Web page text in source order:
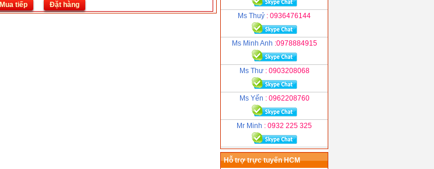
Mua tiếp
Đặt hàng
Ms Thuỷ : 0936476144
Ms Minh Anh :0978884915
Ms Thư : 0903208068
Ms Yến : 0962208760
Mr Minh : 0932 225 325
Hỗ trợ trực tuyến HCM